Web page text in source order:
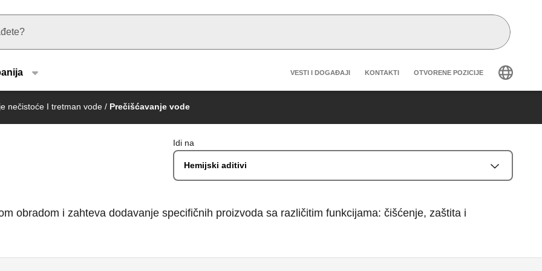
Header secondary navigation
VESTI I DOGAĐAJI KONTAKTI OTVORENE POZICIJE
nečistoće I tretman vode / Prečišćavanje vode
Idi na
Hemijski aditivi
obradom i zahteva dodavanje specifičnih proizvoda sa različitim funkcijama: čišćenje, zaštita i